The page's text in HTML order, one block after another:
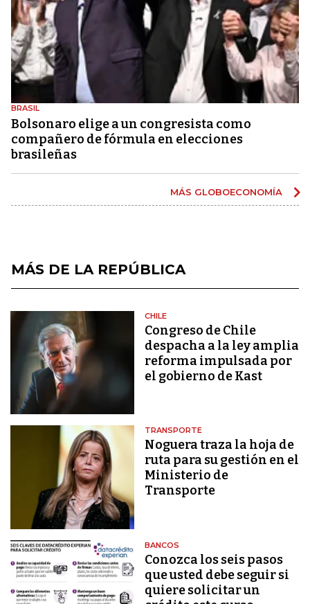
BRASIL
Bolsonaro elige a un congresista como
compañero de fórmula en elecciones
brasileñas
MÁS GLOBOECONOMÍA
MÁS DE LA REPÚBLICA
CHILE
Congreso de Chile
despacha a la ley amplia
reforma impulsada por
el gobierno de Kast
TRANSPORTE
Noguera traza la hoja de
ruta para su gestión en el
Ministerio de
Transporte
BANCOS
Conozca los seis pasos
que usted debe seguir si
quiere solicitar un